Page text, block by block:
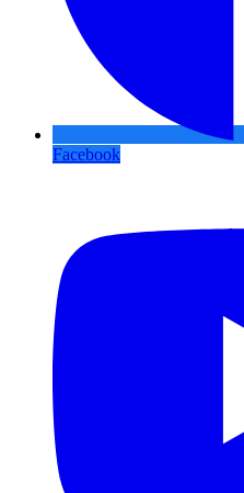
Facebook